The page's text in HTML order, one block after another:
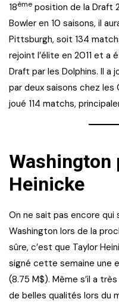
18ème position de la Draft
Bowler en 10 saisons, il
Pittsburgh, soit 134
rejoint l’élite en 2011 et a
Draft par les Dolphins. Il a
par deux saisons chez les
joué 114 matchs,
Washington
Heinicke
On ne sait pas encore
Washington lors de la
sûre, c’est que Taylor
signé cette semaine une
(8.75 M$). Même s’il a
de belles qualités lors du